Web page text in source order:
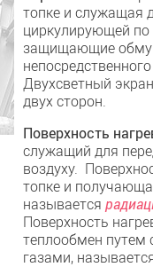
топке и служащая
циркулирующей по
защищающие
Двухсветный
двух сторон.
Поверхность
служащий для
воздуху.
топке и
называется
Поверхность
теплообмен
газами,